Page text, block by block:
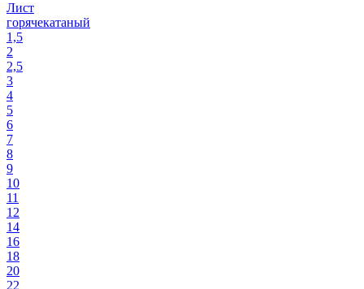
Лист
горячекатаный
1,5
2
2,5
3
4
5
6
7
8
9
10
11
12
14
16
18
20
22